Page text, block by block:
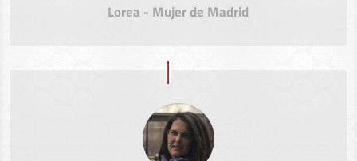
Lorea - Mujer de Madrid